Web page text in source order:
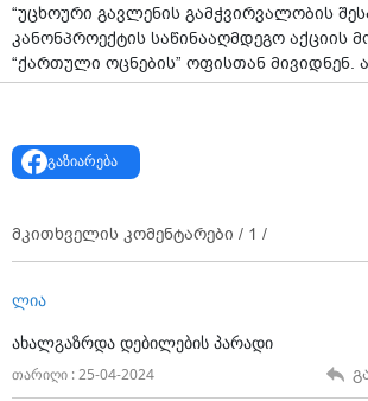
“უცხოური გავლენის გამჭვირვალობის
კანონპროექტის საწინააღმდეგო აქციის
“ქართული ოცნების” ოფისთან მივიდნენ.
მათ პოლიციის კორდონი დახვდათ.
კორდონს არ მიუახლოვდნენ, რათა ეს
მიზეზი არ გახდეს”.
პროტესტის მონაწილეები სკანდირებენ
გაზიარება
მკითხველის კომენტარები / 1 /
ლია
ახალგაზრდა დებილების პარადი
თარიღი : 25-04-2024